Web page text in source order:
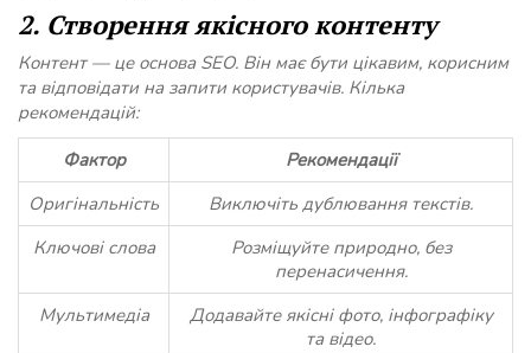
2. Створення якісного контенту
Контент — це основа SEO. Він має бути цікавим, корисним
та відповідати на запити користувачів. Кілька
рекомендацій:
Фактор
Рекомендації
Оригінальність
Виключіть дублювання текстів.
Ключові слова
Розміщуйте природно, без
перенасичення.
Мультимедіа
Додавайте якісні фото, інфографіку
та відео.